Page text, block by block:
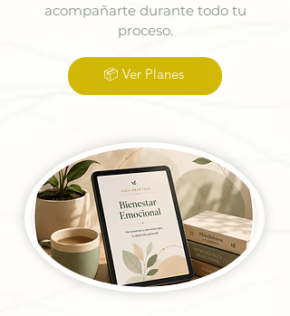
acompañarte durante todo tu
proceso.
📦 Ver Planes